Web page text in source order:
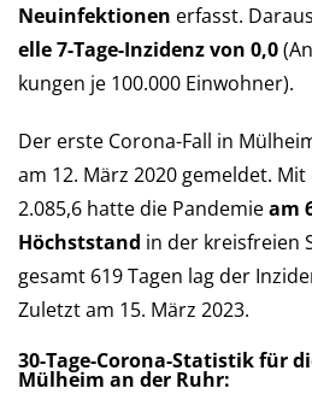
Neu­in­fek­tio­nen er­fasst.
elle 7-Tage-Inzi­denz von 0,0
kun­gen je 100.000 Ein­wohner).
Der erste Corona-Fall in
am 12. März 2020 ge­mel­det.
2.085,6 hatte die Pan­de­mieam
Höchst­stand in der kreis­freien
ge­samt 619 Tagen lag der
Zu­letzt am 15. März 2023.
30-Tage-Corona-Statistik für
Mülheim an der Ruhr: